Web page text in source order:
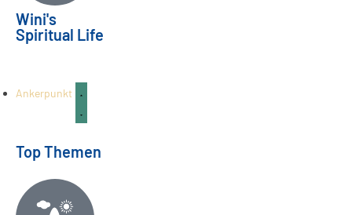
Wini's
Spiritual Life
Zukunftsvisionen | Horoskop
August/September 2026
Juli
Ankerpunkt
Top Themen